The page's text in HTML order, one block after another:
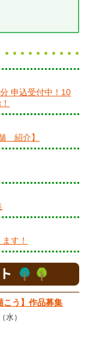
申込受付中！10
紹介】
す！
こう】作品募集
水）